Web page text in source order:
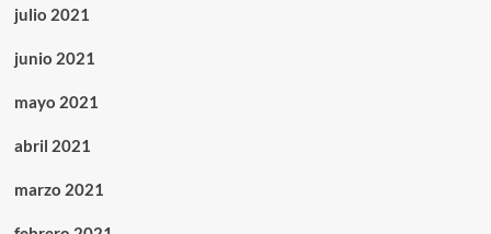
julio 2021
junio 2021
mayo 2021
abril 2021
marzo 2021